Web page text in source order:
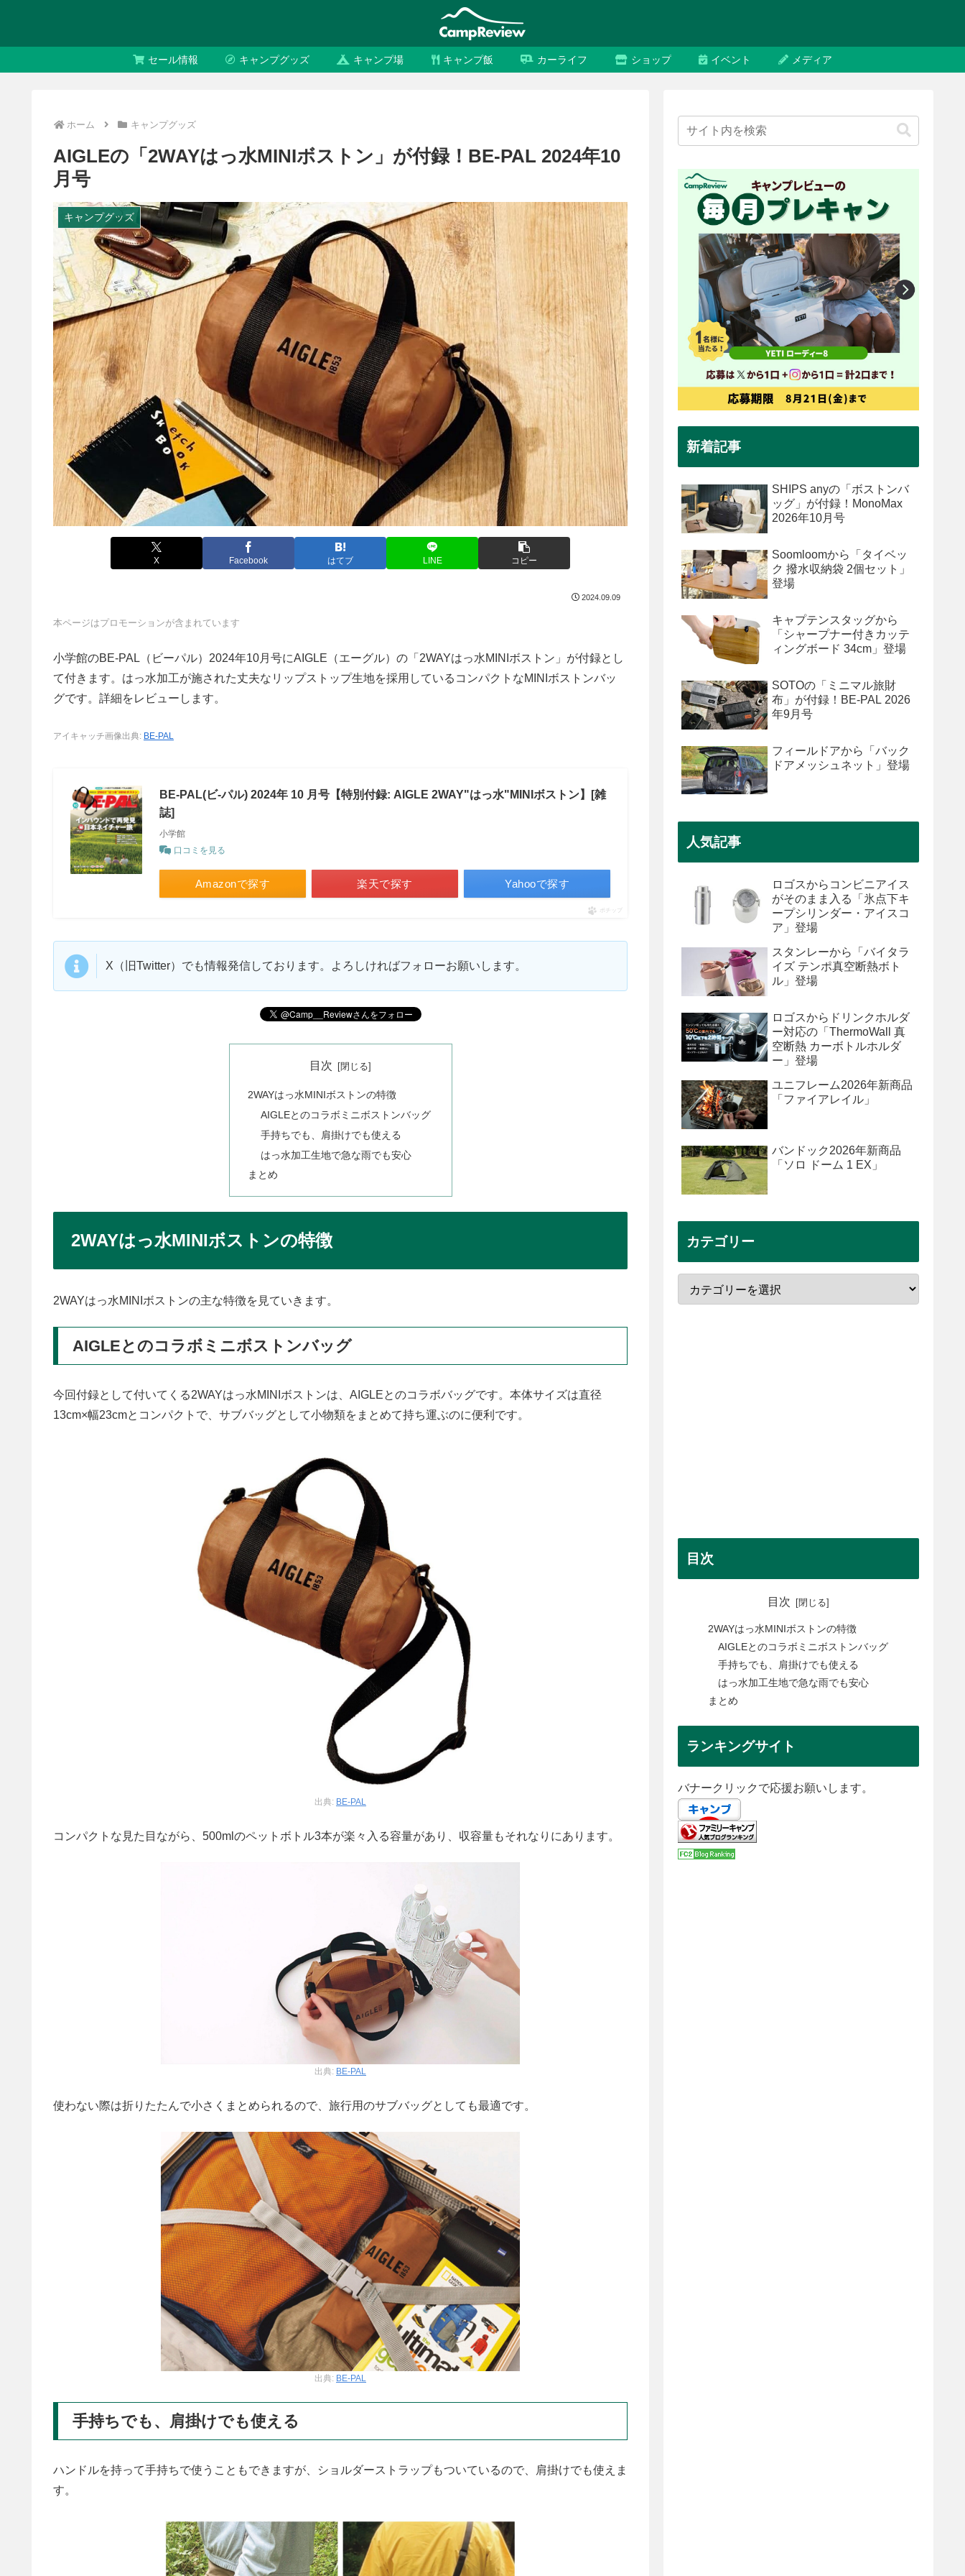
セール情報 キャンプグッズ キャンプ場 キャンプ飯 カーライフ ショップ イベント メディア
ホーム キャンプグッズ
AIGLEの「2WAYはっ水MINIボストン」が付録！BE-PAL 2024年10
月号
キャンプグッズ
X Facebook はてブ LINE コピー
2024.09.09
本ページはプロモーションが含まれています
小学館のBE-PAL（ビーパル）2024年10月号にAIGLE（エーグル）の「2WAYはっ水MINIボストン」が付録とし
て付きます。はっ水加工が施された丈夫なリップストップ生地を採用しているコンパクトなMINIボストンバッ
グです。詳細をレビューします。
アイキャッチ画像出典: BE-PAL
BE-PAL(ビ-パル) 2024年 10 月号【特別付録: AIGLE 2WAY"はっ水"MINIボストン】[雑
誌]
小学館
口コミを見る
Amazonで探す 楽天で探す Yahooで探す
ポチップ
X（旧Twitter）でも情報発信しております。よろしければフォローお願いします。
目次
2WAYはっ水MINIボストンの特徴
AIGLEとのコラボミニボストンバッグ
手持ちでも、肩掛けでも使える
はっ水加工生地で急な雨でも安心
まとめ
2WAYはっ水MINIボストンの特徴
2WAYはっ水MINIボストンの主な特徴を見ていきます。
AIGLEとのコラボミニボストンバッグ
今回付録として付いてくる2WAYはっ水MINIボストンは、AIGLEとのコラボバッグです。本体サイズは直径
13cm×幅23cmとコンパクトで、サブバッグとして小物類をまとめて持ち運ぶのに便利です。
出典: BE-PAL
コンパクトな見た目ながら、500mlのペットボトル3本が楽々入る容量があり、収容量もそれなりにあります。
出典: BE-PAL
使わない際は折りたたんで小さくまとめられるので、旅行用のサブバッグとしても最適です。
出典: BE-PAL
手持ちでも、肩掛けでも使える
ハンドルを持って手持ちで使うこともできますが、ショルダーストラップもついているので、肩掛けでも使えま
す。
新着記事
SHIPS anyの「ボストンバ
ッグ」が付録！MonoMax
2026年10月号
Soomloomから「タイベッ
ク 撥水収納袋 2個セット」
登場
キャプテンスタッグから
「シャープナー付きカッテ
ィングボード 34cm」登場
SOTOの「ミニマル旅財
布」が付録！BE-PAL 2026
年9月号
フィールドアから「バック
ドアメッシュネット」登場
人気記事
ロゴスからコンビニアイス
がそのまま入る「氷点下キ
ープシリンダー・アイスコ
ア」登場
スタンレーから「バイタラ
イズ テンポ真空断熱ボト
ル」登場
ロゴスからドリンクホルダ
ー対応の「ThermoWall 真
空断熱 カーボトルホルダ
ー」登場
ユニフレーム2026年新商品
「ファイアレイル」
バンドック2026年新商品
「ソロ ドーム 1 EX」
カテゴリー
目次
目次
2WAYはっ水MINIボストンの特徴
AIGLEとのコラボミニボストンバッグ
手持ちでも、肩掛けでも使える
はっ水加工生地で急な雨でも安心
まとめ
ランキングサイト
バナークリックで応援お願いします。